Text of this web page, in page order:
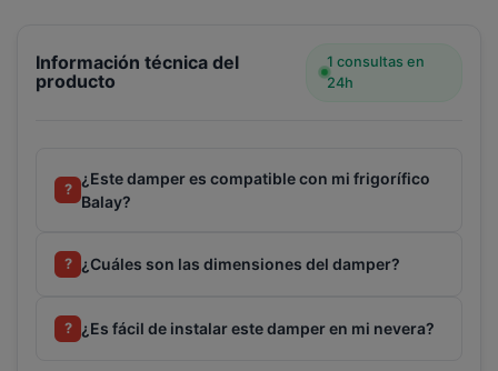
Información técnica del
producto
1 consultas en
24h
?
¿Este damper es compatible con mi frigorífico
Balay?
? ¿Cuáles son las dimensiones del damper?
? ¿Es fácil de instalar este damper en mi nevera?